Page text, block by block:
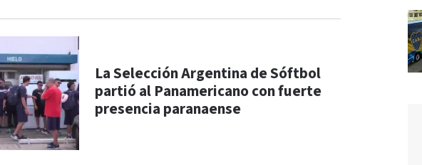
La Selección Argentina de Sóftbol
partió al Panamericano con fuerte
presencia paranaense